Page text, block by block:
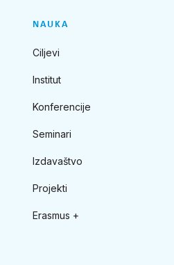
NAUKA
Ciljevi
Institut
Konferencije
Seminari
Izdavaštvo
Projekti
Erasmus +